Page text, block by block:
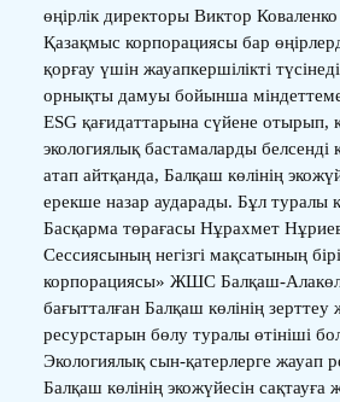
өңірлік директоры Виктор Коваленко
Қазақмыс корпорациясы бар
қорғау үшін жауапкершілікті
орнықты дамуы бойынша
ESG қағидаттарына сүйене отырып,
экологиялық бастамаларды белсенді
атап айтқанда, Балқаш көлінің
ерекше назар аударады. Бұл туралы
Басқарма төрағасы Нұрахмет
Сессиясының негізгі мақсатының
корпорациясы» ЖШС Балқаш-Алакөл
бағытталған Балқаш көлінің
ресурстарын бөлу туралы өтініші
Экологиялық сын-қатерлерге жауап
Балқаш көлінің экожүйесін сақтауға